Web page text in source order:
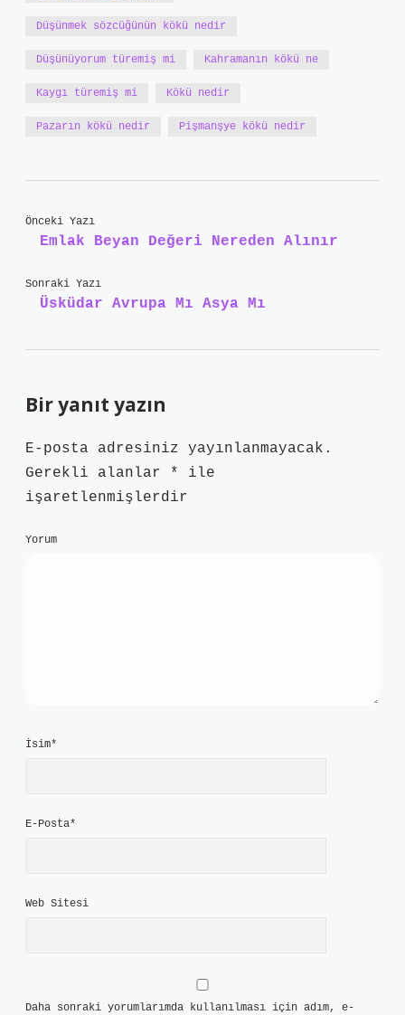
Düşünmek sözcüğünün kökü nedir
Düşünüyorum türemiş mi Kahramanın kökü ne
Kaygı türemiş mi Kökü nedir
Pazarın kökü nedir Pişmanşye kökü nedir
Önceki Yazı
Emlak Beyan Değeri Nereden Alınır
Sonraki Yazı
Üsküdar Avrupa Mı Asya Mı
Bir yanıt yazın
E-posta adresiniz yayınlanmayacak.
Gerekli alanlar
*
ile
işaretlenmişlerdir
Yorum
İsim*
E-Posta*
Web Sitesi
Daha sonraki yorumlarımda kullanılması için adım, e-